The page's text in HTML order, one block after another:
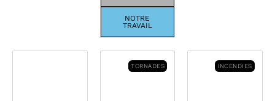
NOTRE
TRAVAIL
TORNADES INCENDIES